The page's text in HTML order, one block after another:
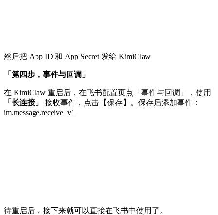
然后把 App ID 和 App Secret 发给 KimiClaw
「第四步，事件与回调」
在 KimiClaw 重启后，在飞书配置页点「事件与回调」，使用
「长连接」
接收事件，点击【保存】。保存后添加事件：
im.message.receive_v1
待重启后，接下来就可以直接在飞书中使用了。